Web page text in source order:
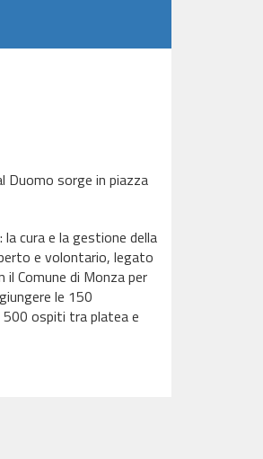
Duomo sorge in piazza
cura e la gestione della
e volontario, legato
il Comune di Monza per
le 150
500 ospiti tra platea e